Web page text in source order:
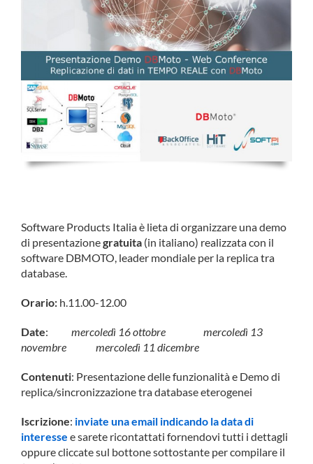
Software Products Italia è lieta di organizzare una demo
di presentazionegratuita (in italiano) realizzata con il
software DBMOTO, leader mondiale per la replica tra
database.
Orario: h.11.00-12.00
Date: mercoledì 16 ottobre mercoledì 13
novembre mercoledì 11 dicembre
Contenuti: Presentazione delle funzionalità e Demo di
replica/sincronizzazione tra database eterogenei
Iscrizione: inviate una email indicando la data di
interesse e sarete ricontattati fornendovi tutti i dettagli
oppure cliccate sul bottone sottostante per compilare il